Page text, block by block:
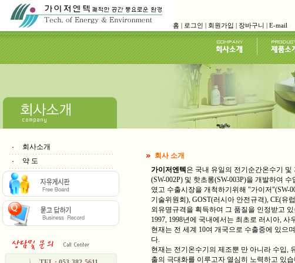
홈 | 로그인 | 회원가입 | 장바구니 | E-mail
회사소개
약 도
회사 소개
가이저엔텍 은 국내 유일의 전기순간온수기
(SW-002P) 및 핫초롱(SW-003P)을 개발하여
였고 수출시장을 개척하기위해 "가이저"(SW-
기술위원회), GOST(러시아 안전규격), CE(유
외유명규격을 획득하여 그 품질을 인정받고 있
1997, 1998년에 국내에서는 최초로 러시아,
현재는 전 세계 10여 개국으로 수출중에 있으
다.
현재는 전기온수기의 제조뿐 만 아니라 수입,
출의 극대화를 이루고자 열심히 노력하고 있습